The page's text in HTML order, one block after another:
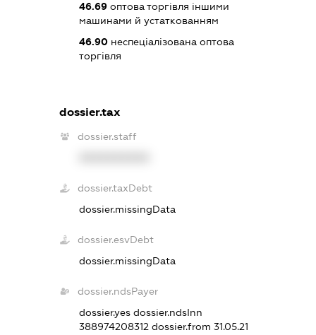
46.69 оптова торгівля іншими
машинами й устаткованням
46.90 неспеціалізована оптова
торгівля
dossier.tax
dossier.staff
dossier.taxDebt
dossier.missingData
dossier.esvDebt
dossier.missingData
dossier.ndsPayer
dossier.yesdossier.ndsInn
388974208312dossier.from 31.05.21